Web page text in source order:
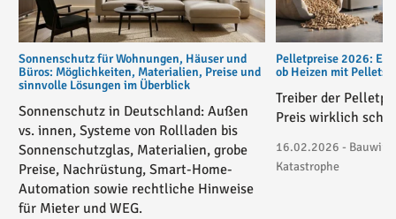
Sonnenschutz für Wohnungen, Häuser und
Büros: Möglichkeiten, Materialien, Preise und
sinnvolle Lösungen im Überblick
Sonnenschutz in Deutschland: Außen
vs. innen, Systeme von Rollladen bis
Sonnenschutzglas, Materialien, grobe
Preise, Nachrüstung, Smart-Home-
Automation sowie rechtliche Hinweise
für Mieter und WEG.
Pelletpreise 2026:
ob Heizen mit Pellets
Treiber der
Preis wirklich
16.02.2026 -
Katastrophe